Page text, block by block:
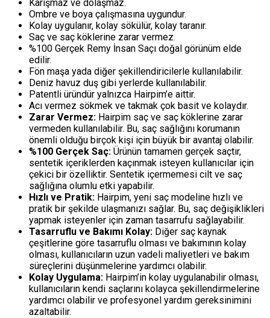
Karışmaz ve dolaşmaz.
Ombre ve boya çalışmasına uygundur.
Kolay uygulanır, kolay sökülür, kolay taranır.
Saç ve saç köklerine zarar vermez.
%100 Gerçek Remy İnsan Saçı doğal görünüm elde
edilir.
Fön maşa yada diğer şekillendiricilerle kullanılabilir.
Deniz havuz duş gibi yerlerde kullanılabilir.
Patentli üründür yalnızca Hairpim’e aittir.
Acı vermez sökmek ve takmak çok basit ve kolaydır.
Zarar Vermez: Hairpim saç ve saç köklerine zarar
vermeden kullanılabilir. Bu, saç sağlığını korumanın
önemli olduğu birçok kişi için büyük bir avantaj olabilir.
%100 Gerçek Saç: Ürünün tamamen gerçek saçtır,
sentetik içeriklerden kaçınmak isteyen kullanıcılar için
çekici bir özelliktir. Sentetik içermemesi cilt ve saç
sağlığına olumlu etki yapabilir.
Hızlı ve Pratik: Hairpim, yeni saç modeline hızlı ve
pratik bir şekilde ulaşmanızı sağlar. Bu, saç değişiklikleri
yapmak isteyenler için zaman tasarrufu sağlayabilir.
Tasarruflu ve Bakımı Kolay: Diğer saç kaynak
çeşitlerine göre tasarruflu olması ve bakımının kolay
olması, kullanıcıların uzun vadeli maliyetleri ve bakım
süreçlerini düşünmelerine yardımcı olabilir.
Kolay Uygulama: Hairpim’in kolay uygulanabilir olması,
kullanıcıların kendi saçlarını kolayca şekillendirmelerine
yardımcı olabilir ve profesyonel yardım gereksinimini
azaltabilir.